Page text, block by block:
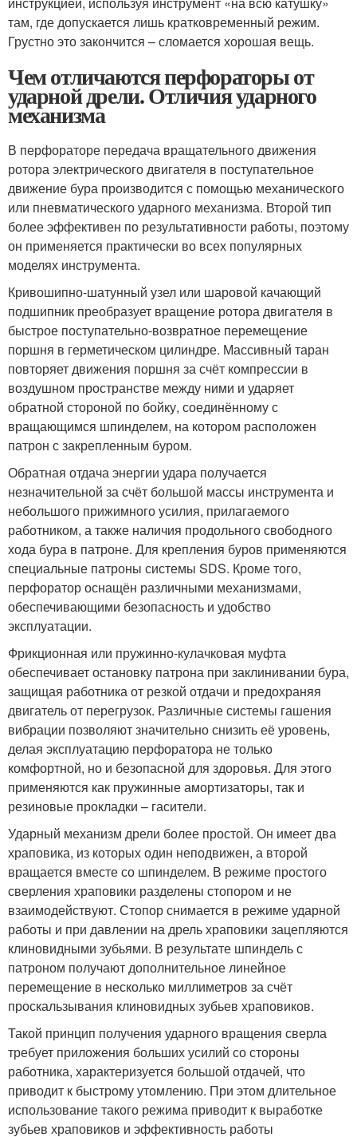
там, где допускается лишь кратковременный режим.
Грустно это закончится – сломается хорошая вещь.
Чем отличаются перфораторы от
ударной дрели. Отличия ударного
механизма
В перфораторе передача вращательного движения
ротора электрического двигателя в поступательное
движение бура производится с помощью механического
или пневматического ударного механизма. Второй тип
более эффективен по результативности работы, поэтому
он применяется практически во всех популярных
моделях инструмента.
Кривошипно-шатунный узел или шаровой качающий
подшипник преобразует вращение ротора двигателя в
быстрое поступательно-возвратное перемещение
поршня в герметическом цилиндре. Массивный таран
повторяет движения поршня за счёт компрессии в
воздушном пространстве между ними и ударяет
обратной стороной по бойку, соединённому с
вращающимся шпинделем, на котором расположен
патрон с закрепленным буром.
Обратная отдача энергии удара получается
незначительной за счёт большой массы инструмента и
небольшого прижимного усилия, прилагаемого
работником, а также наличия продольного свободного
хода бура в патроне. Для крепления буров применяются
специальные патроны системы SDS. Кроме того,
перфоратор оснащён различными механизмами,
обеспечивающими безопасность и удобство
эксплуатации.
Фрикционная или пружинно-кулачковая муфта
обеспечивает остановку патрона при заклинивании бура,
защищая работника от резкой отдачи и предохраняя
двигатель от перегрузок. Различные системы гашения
вибрации позволяют значительно снизить её уровень,
делая эксплуатацию перфоратора не только
комфортной, но и безопасной для здоровья. Для этого
применяются как пружинные амортизаторы, так и
резиновые прокладки – гасители.
Ударный механизм дрели более простой. Он имеет два
храповика, из которых один неподвижен, а второй
вращается вместе со шпинделем. В режиме простого
сверления храповики разделены стопором и не
взаимодействуют. Стопор снимается в режиме ударной
работы и при давлении на дрель храповики зацепляются
клиновидными зубьями. В результате шпиндель с
патроном получают дополнительное линейное
перемещение в несколько миллиметров за счёт
проскальзывания клиновидных зубьев храповиков.
Такой принцип получения ударного вращения сверла
требует приложения больших усилий со стороны
работника, характеризуется большой отдачей, что
приводит к быстрому утомлению. При этом длительное
использование такого режима приводит к выработке
зубьев храповиков и эффективность работы